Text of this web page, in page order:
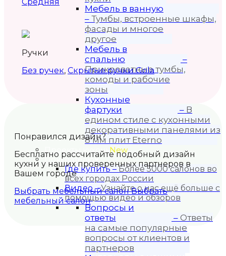
Мебель в ванную
– Тумбы, встроенные шкафы,
фасады и многое
другое
Мебель в
спальню
–
Прикроватные тумбы,
комоды и рабочие
зоны
Кухонные
фартуки
– В
едином стиле с кухонными
декоративными панелями из
8 мм плит Eterno
Проекты кухонь New
Покупателю
Где купить–Более 5000 салонов во
всех городах России
Видео –Узнайте о нас ещё больше с
помощью видео и обзоров
Вопросы и
ответы
– Ответы
на самые популярные
вопросы от клиентов и
партнеров
Ручки
Без ручек, Скрытые ручки Gola
Понравился дизайн?
Бесплатно рассчитайте подобный дизайн
кухни у наших проверенных партнеров в
Вашем городе
Выбрать мебельный салон Выбрать
мебельный салон